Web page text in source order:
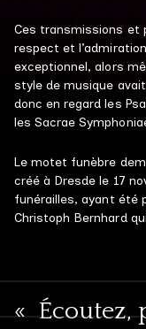
Ces transmissions et
respect et
exceptionnel, alors
style de musique
donc en regard les
les Sacrae
Le motet funèbre
créé à Dresde le 17
funérailles, ayant été
Christoph Bernhard
« Écoutez,